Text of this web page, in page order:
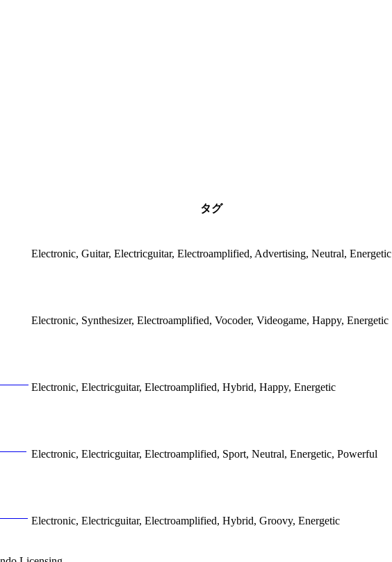
タグ
Electronic, Guitar, Electricguitar, Electroamplified, Advertising, Neutral, Energetic
Electronic, Synthesizer, Electroamplified, Vocoder, Videogame, Happy, Energetic
Electronic, Electricguitar, Electroamplified, Hybrid, Happy, Energetic
Electronic, Electricguitar, Electroamplified, Sport, Neutral, Energetic, Powerful
Electronic, Electricguitar, Electroamplified, Hybrid, Groovy, Energetic